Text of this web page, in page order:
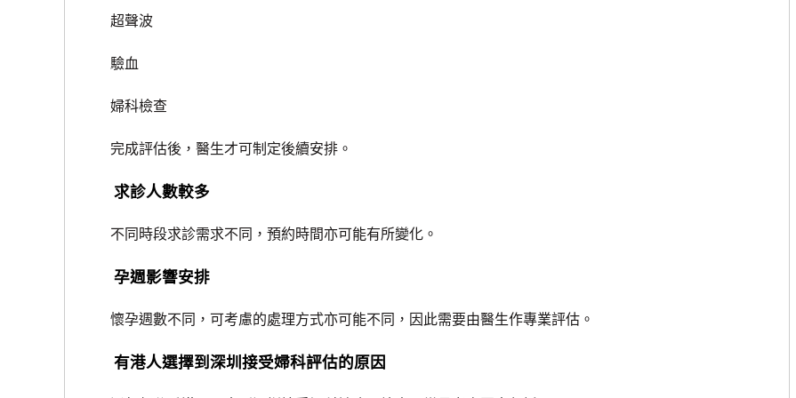
超聲波
驗血
婦科檢查
完成評估後，醫生才可制定後續安排。
求診人數較多
不同時段求診需求不同，預約時間亦可能有所變化。
孕週影響安排
懷孕週數不同，可考慮的處理方式亦可能不同，因此需要由醫生作專業評估。
有港人選擇到深圳接受婦科評估的原因